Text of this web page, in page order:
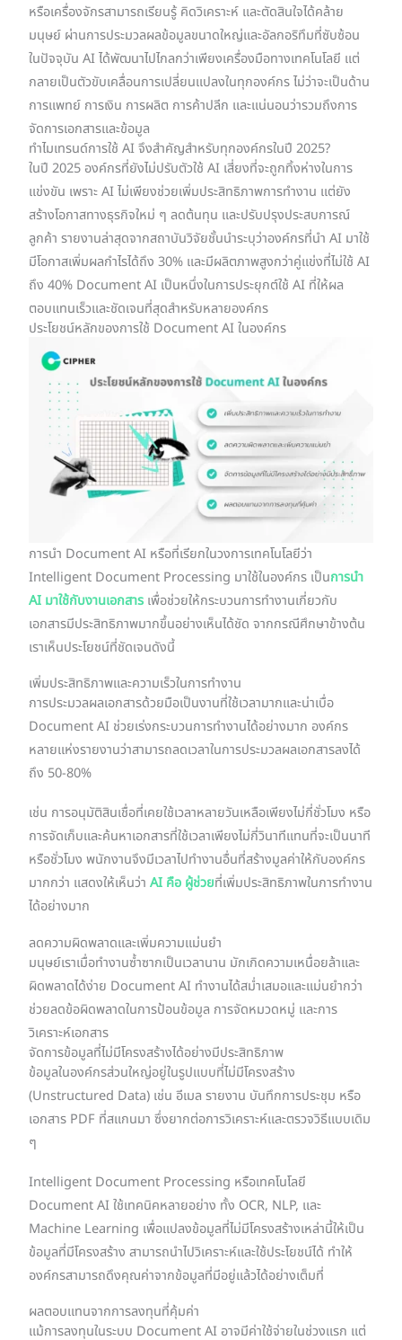
หรือเครื่องจักรสามารถเรียนรู้ คิดวิเคราะห์ และตัดสินใจได้คล้าย
มนุษย์ ผ่านการประมวลผลข้อมูลขนาดใหญ่และอัลกอริทึมที่ซับซ้อน
ในปัจจุบัน AI ได้พัฒนาไปไกลกว่าเพียงเครื่องมือทางเทคโนโลยี แต่
กลายเป็นตัวขับเคลื่อนการเปลี่ยนแปลงในทุกองค์กร ไม่ว่าจะเป็นด้าน
การแพทย์ การเงิน การผลิต การค้าปลีก และแน่นอนว่ารวมถึงการ
จัดการเอกสารและข้อมูล
ทำไมเทรนด์การใช้ AI จึงสำคัญสำหรับทุกองค์กรในปี 2025?
ในปี 2025 องค์กรที่ยังไม่ปรับตัวใช้ AI เสี่ยงที่จะถูกทิ้งห่างในการ
แข่งขัน เพราะ AI ไม่เพียงช่วยเพิ่มประสิทธิภาพการทำงาน แต่ยัง
สร้างโอกาสทางธุรกิจใหม่ ๆ ลดต้นทุน และปรับปรุงประสบการณ์
ลูกค้า รายงานล่าสุดจากสถาบันวิจัยชั้นนำระบุว่าองค์กรที่นำ AI มาใช้
มีโอกาสเพิ่มผลกำไรได้ถึง 30% และมีผลิตภาพสูงกว่าคู่แข่งที่ไม่ใช้ AI
ถึง 40% Document AI เป็นหนึ่งในการประยุกต์ใช้ AI ที่ให้ผล
ตอบแทนเร็วและชัดเจนที่สุดสำหรับหลายองค์กร
ประโยชน์หลักของการใช้ Document AI ในองค์กร
การนำ Document AI หรือที่เรียกในวงการเทคโนโลยีว่า
Intelligent Document Processing มาใช้ในองค์กร เป็นการนำ
AI มาใช้กับงานเอกสาร เพื่อช่วยให้กระบวนการทำงานเกี่ยวกับ
เอกสารมีประสิทธิภาพมากขึ้นอย่างเห็นได้ชัด จากกรณีศึกษาข้างต้น
เราเห็นประโยชน์ที่ชัดเจนดังนี้
เพิ่มประสิทธิภาพและความเร็วในการทำงาน
การประมวลผลเอกสารด้วยมือเป็นงานที่ใช้เวลามากและน่าเบื่อ
Document AI ช่วยเร่งกระบวนการทำงานได้อย่างมาก องค์กร
หลายแห่งรายงานว่าสามารถลดเวลาในการประมวลผลเอกสารลงได้
ถึง 50-80%
เช่น การอนุมัติสินเชื่อที่เคยใช้เวลาหลายวันเหลือเพียงไม่กี่ชั่วโมง หรือ
การจัดเก็บและค้นหาเอกสารที่ใช้เวลาเพียงไม่กี่วินาทีแทนที่จะเป็นนาที
หรือชั่วโมง พนักงานจึงมีเวลาไปทำงานอื่นที่สร้างมูลค่าให้กับองค์กร
มากกว่า แสดงให้เห็นว่าAI คือ ผู้ช่วยที่เพิ่มประสิทธิภาพในการทำงาน
ได้อย่างมาก
ลดความผิดพลาดและเพิ่มความแม่นยำ
มนุษย์เราเมื่อทำงานซ้ำซากเป็นเวลานาน มักเกิดความเหนื่อยล้าและ
ผิดพลาดได้ง่าย Document AI ทำงานได้สม่ำเสมอและแม่นยำกว่า
ช่วยลดข้อผิดพลาดในการป้อนข้อมูล การจัดหมวดหมู่ และการ
วิเคราะห์เอกสาร
จัดการข้อมูลที่ไม่มีโครงสร้างได้อย่างมีประสิทธิภาพ
ข้อมูลในองค์กรส่วนใหญ่อยู่ในรูปแบบที่ไม่มีโครงสร้าง
(Unstructured Data) เช่น อีเมล รายงาน บันทึกการประชุม หรือ
เอกสาร PDF ที่สแกนมา ซึ่งยากต่อการวิเคราะห์และตรวจวิธีแบบเดิม
ๆ
Intelligent Document Processing หรือเทคโนโลยี
Document AI ใช้เทคนิคหลายอย่าง ทั้ง OCR, NLP, และ
Machine Learning เพื่อแปลงข้อมูลที่ไม่มีโครงสร้างเหล่านี้ให้เป็น
ข้อมูลที่มีโครงสร้าง สามารถนำไปวิเคราะห์และใช้ประโยชน์ได้ ทำให้
องค์กรสามารถดึงคุณค่าจากข้อมูลที่มีอยู่แล้วได้อย่างเต็มที่
ผลตอบแทนจากการลงทุนที่คุ้มค่า
แม้การลงทุนในระบบ Document AI อาจมีค่าใช้จ่ายในช่วงแรก แต่